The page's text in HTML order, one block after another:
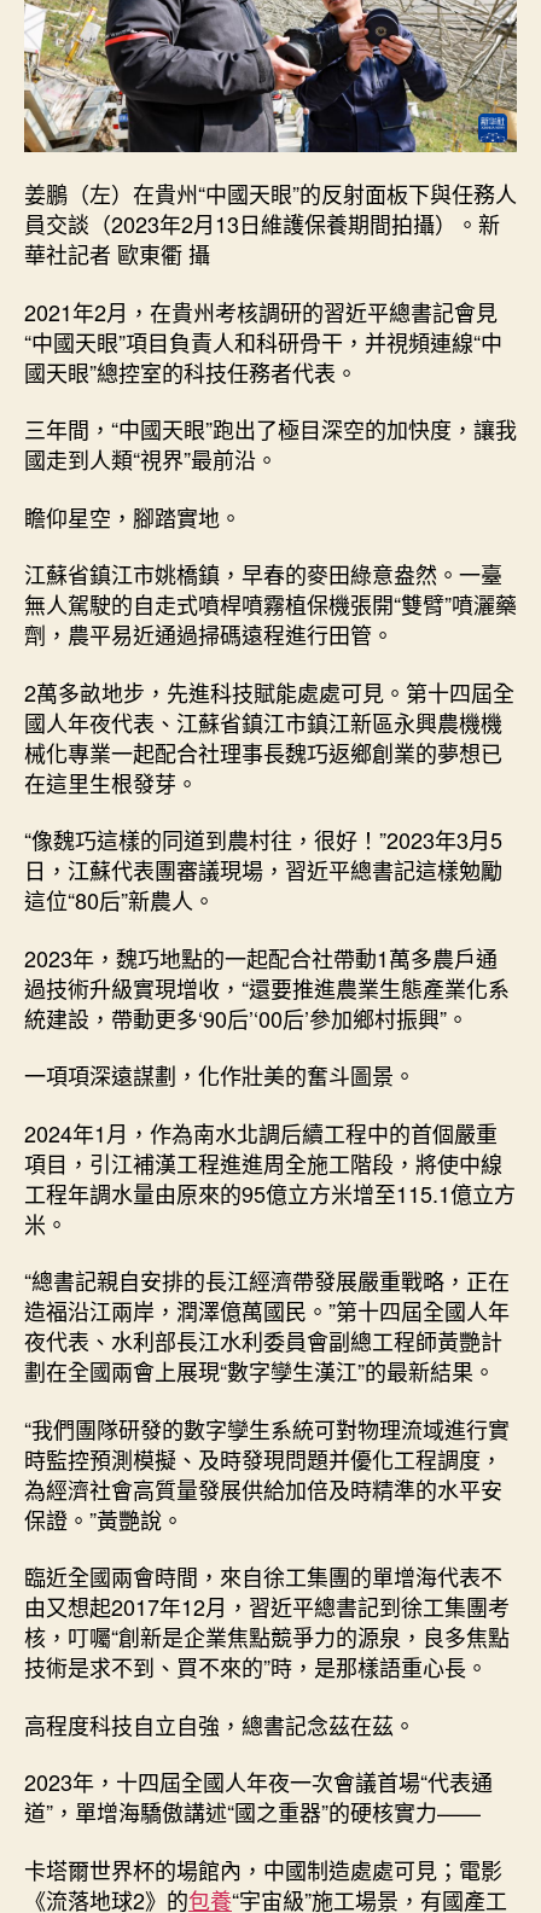
姜鵬（左）在貴州“中國天眼”的反射面板下與任務人
員交談（2023年2月13日維護保養期間拍攝）。新
華社記者 歐東衢 攝
2021年2月，在貴州考核調研的習近平總書記會見
“中國天眼”項目負責人和科研骨干，并視頻連線“中
國天眼”總控室的科技任務者代表。
三年間，“中國天眼”跑出了極目深空的加快度，讓我
國走到人類“視界”最前沿。
瞻仰星空，腳踏實地。
江蘇省鎮江市姚橋鎮，早春的麥田綠意盎然。一臺
無人駕駛的自走式噴桿噴霧植保機張開“雙臂”噴灑藥
劑，農平易近通過掃碼遠程進行田管。
2萬多畝地步，先進科技賦能處處可見。第十四屆全
國人年夜代表、江蘇省鎮江市鎮江新區永興農機機
械化專業一起配合社理事長魏巧返鄉創業的夢想已
在這里生根發芽。
“像魏巧這樣的同道到農村往，很好！”2023年3月5
日，江蘇代表團審議現場，習近平總書記這樣勉勵
這位“80后”新農人。
2023年，魏巧地點的一起配合社帶動1萬多農戶通
過技術升級實現增收，“還要推進農業生態產業化系
統建設，帶動更多‘90后’‘00后’參加鄉村振興”。
一項項深遠謀劃，化作壯美的奮斗圖景。
2024年1月，作為南水北調后續工程中的首個嚴重
項目，引江補漢工程進進周全施工階段，將使中線
工程年調水量由原來的95億立方米增至115.1億立方
米。
“總書記親自安排的長江經濟帶發展嚴重戰略，正在
造福沿江兩岸，潤澤億萬國民。”第十四屆全國人年
夜代表、水利部長江水利委員會副總工程師黃艷計
劃在全國兩會上展現“數字孿生漢江”的最新結果。
“我們團隊研發的數字孿生系統可對物理流域進行實
時監控預測模擬、及時發現問題并優化工程調度，
為經濟社會高質量發展供給加倍及時精準的水平安
保證。”黃艷說。
臨近全國兩會時間，來自徐工集團的單增海代表不
由又想起2017年12月，習近平總書記到徐工集團考
核，叮囑“創新是企業焦點競爭力的源泉，良多焦點
技術是求不到、買不來的”時，是那樣語重心長。
高程度科技自立自強，總書記念茲在茲。
2023年，十四屆全國人年夜一次會議首場“代表通
道”，單增海驕傲講述“國之重器”的硬核實力——
卡塔爾世界杯的場館內，中國制造處處可見；電影
《流落地球2》的包養“宇宙級”施工場景，有國產工